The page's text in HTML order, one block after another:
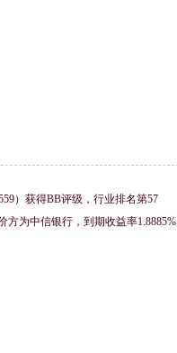
）获得BB评级，行业排名第57
方为中信银行，到期收益率1.8885%